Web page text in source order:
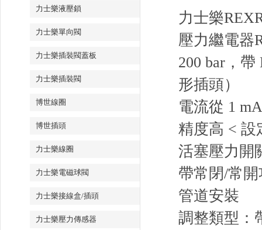
力士樂液壓鎖
力士樂單向閥
力士樂插裝閥蓋板
力士樂插裝閥
博世線圈
博世插頭
力士樂線圈
力士樂電磁球閥
力士樂接線盒/插頭
力士樂壓力傳感器
力士樂
壓力繼電器
200 bar，
形插頭）
電流從 1
精度高 < 設
活塞壓力開
帶常閉/常
管道安裝
調整類型：